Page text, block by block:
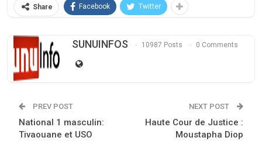
Share Facebook Twitter
SUNUINFOS 10987 Posts 0 Comments
PREV POST
National 1 masculin:
Tivaouane et USO
NEXT POST
Haute Cour de Justice :
Moustapha Diop